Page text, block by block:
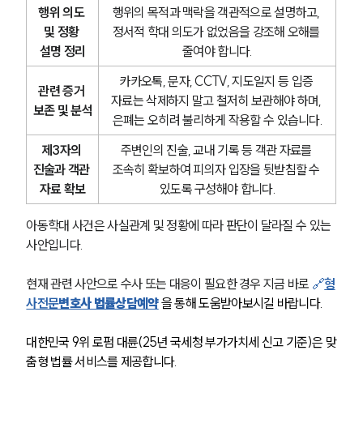
그룹소개
그룹소개
대륜의 강점
오시는 길
글로벌 파트너 로펌
고객의 소리
AI대륜
업무사례
형사 주요 업무사례
형사 법률정보
법률지식인
행위 의도
및 정황
설명 정리
행위의 목적과 맥락을 객관적으로 설명하고,
정서적 학대 의도가 없었음을 강조해 오해를
줄여야 합니다.
관련 증거
보존 및 분석
카카오톡, 문자, CCTV, 지도일지 등 입증
자료는 삭제하지 말고 철저히 보관해야 하며,
은폐는 오히려 불리하게 작용할 수 있습니다.
제3자의
진술과 객관
자료 확보
주변인의 진술, 교내 기록 등 객관 자료를
조속히 확보하여 피의자 입장을 뒷받침할 수
있도록 구성해야 합니다.
아동학대 사건은 사실관계 및 정황에 따라 판단이 달라질 수 있는
사안입니다.
현재 관련 사안으로 수사 또는 대응이 필요한 경우 지금 바로 🔗형
사전문변호사 법률상담예약을 통해 도움받아보시길 바랍니다.
대한민국 9위 로펌 대륜(25년 국세청 부가가치세 신고 기준)은 맞
춤형 법률 서비스를 제공합니다.